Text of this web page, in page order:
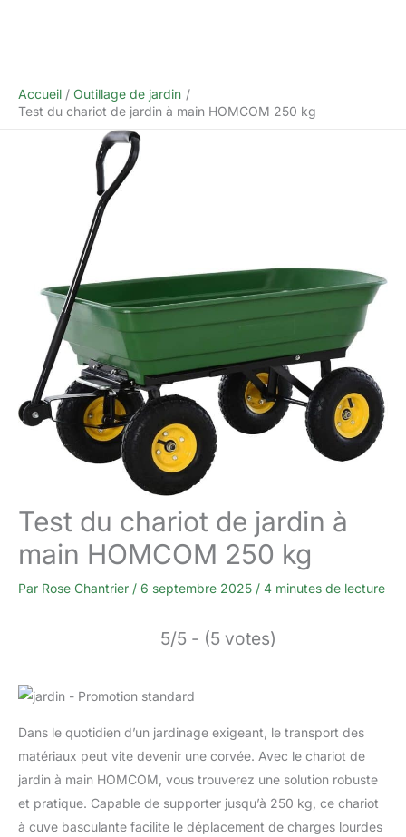
Accueil
Outillage de jardin
Test du chariot de jardin à main HOMCOM 250 kg
Test du chariot de jardin à
main HOMCOM 250 kg
Par Rose Chantrier / 6 septembre 2025 / 4 minutes de lecture
5/5 - (5 votes)
Dans le quotidien d’un jardinage exigeant, le transport des
matériaux peut vite devenir une corvée. Avec le chariot de
jardin à main HOMCOM, vous trouverez une solution robuste
et pratique. Capable de supporter jusqu’à 250 kg, ce chariot
à cuve basculante facilite le déplacement de charges lourdes